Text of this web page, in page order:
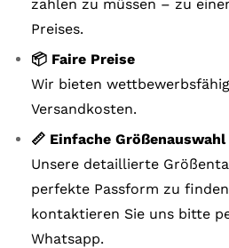
zahlen zu müssen – zu
Preises.
📦 Faire Preise
Wir bieten
Versandkosten.
📏 Einfache Größenauswahl
Unsere detaillierte
perfekte Passform zu
kontaktieren Sie uns bitte
Whatsapp.